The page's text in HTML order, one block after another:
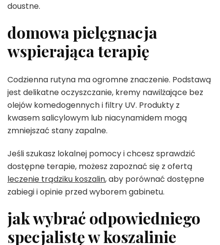
doustne.
domowa pielęgnacja
wspierająca terapię
Codzienna rutyna ma ogromne znaczenie. Podstawą
jest delikatne oczyszczanie, kremy nawilżające bez
olejów komedogennych i filtry UV. Produkty z
kwasem salicylowym lub niacynamidem mogą
zmniejszać stany zapalne.
Jeśli szukasz lokalnej pomocy i chcesz sprawdzić
dostępne terapie, możesz zapoznać się z ofertą
leczenie trądziku koszalin, aby porównać dostępne
zabiegi i opinie przed wyborem gabinetu.
jak wybrać odpowiedniego
specjalistę w koszalinie